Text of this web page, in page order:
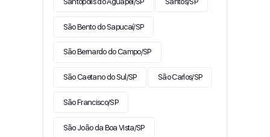
São Bento do Sapucaí/SP
São Bernardo do Campo/SP
São Caetano do Sul/SP São Carlos/SP
São Francisco/SP
São João da Boa Vista/SP